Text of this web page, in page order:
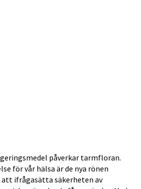
påverkar tarmfloran.
för vår hälsa är de nya rönen
ifrågasätta säkerheten av